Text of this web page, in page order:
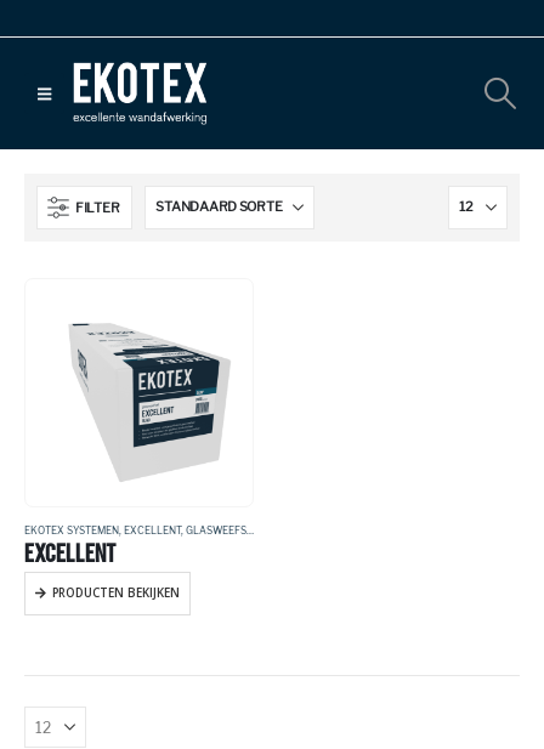
FILTER
EKOTEX SYSTEMEN EXCELLENT, GLASWEEFSEL
EXCELLENT
PRODUCTEN BEKIJKEN